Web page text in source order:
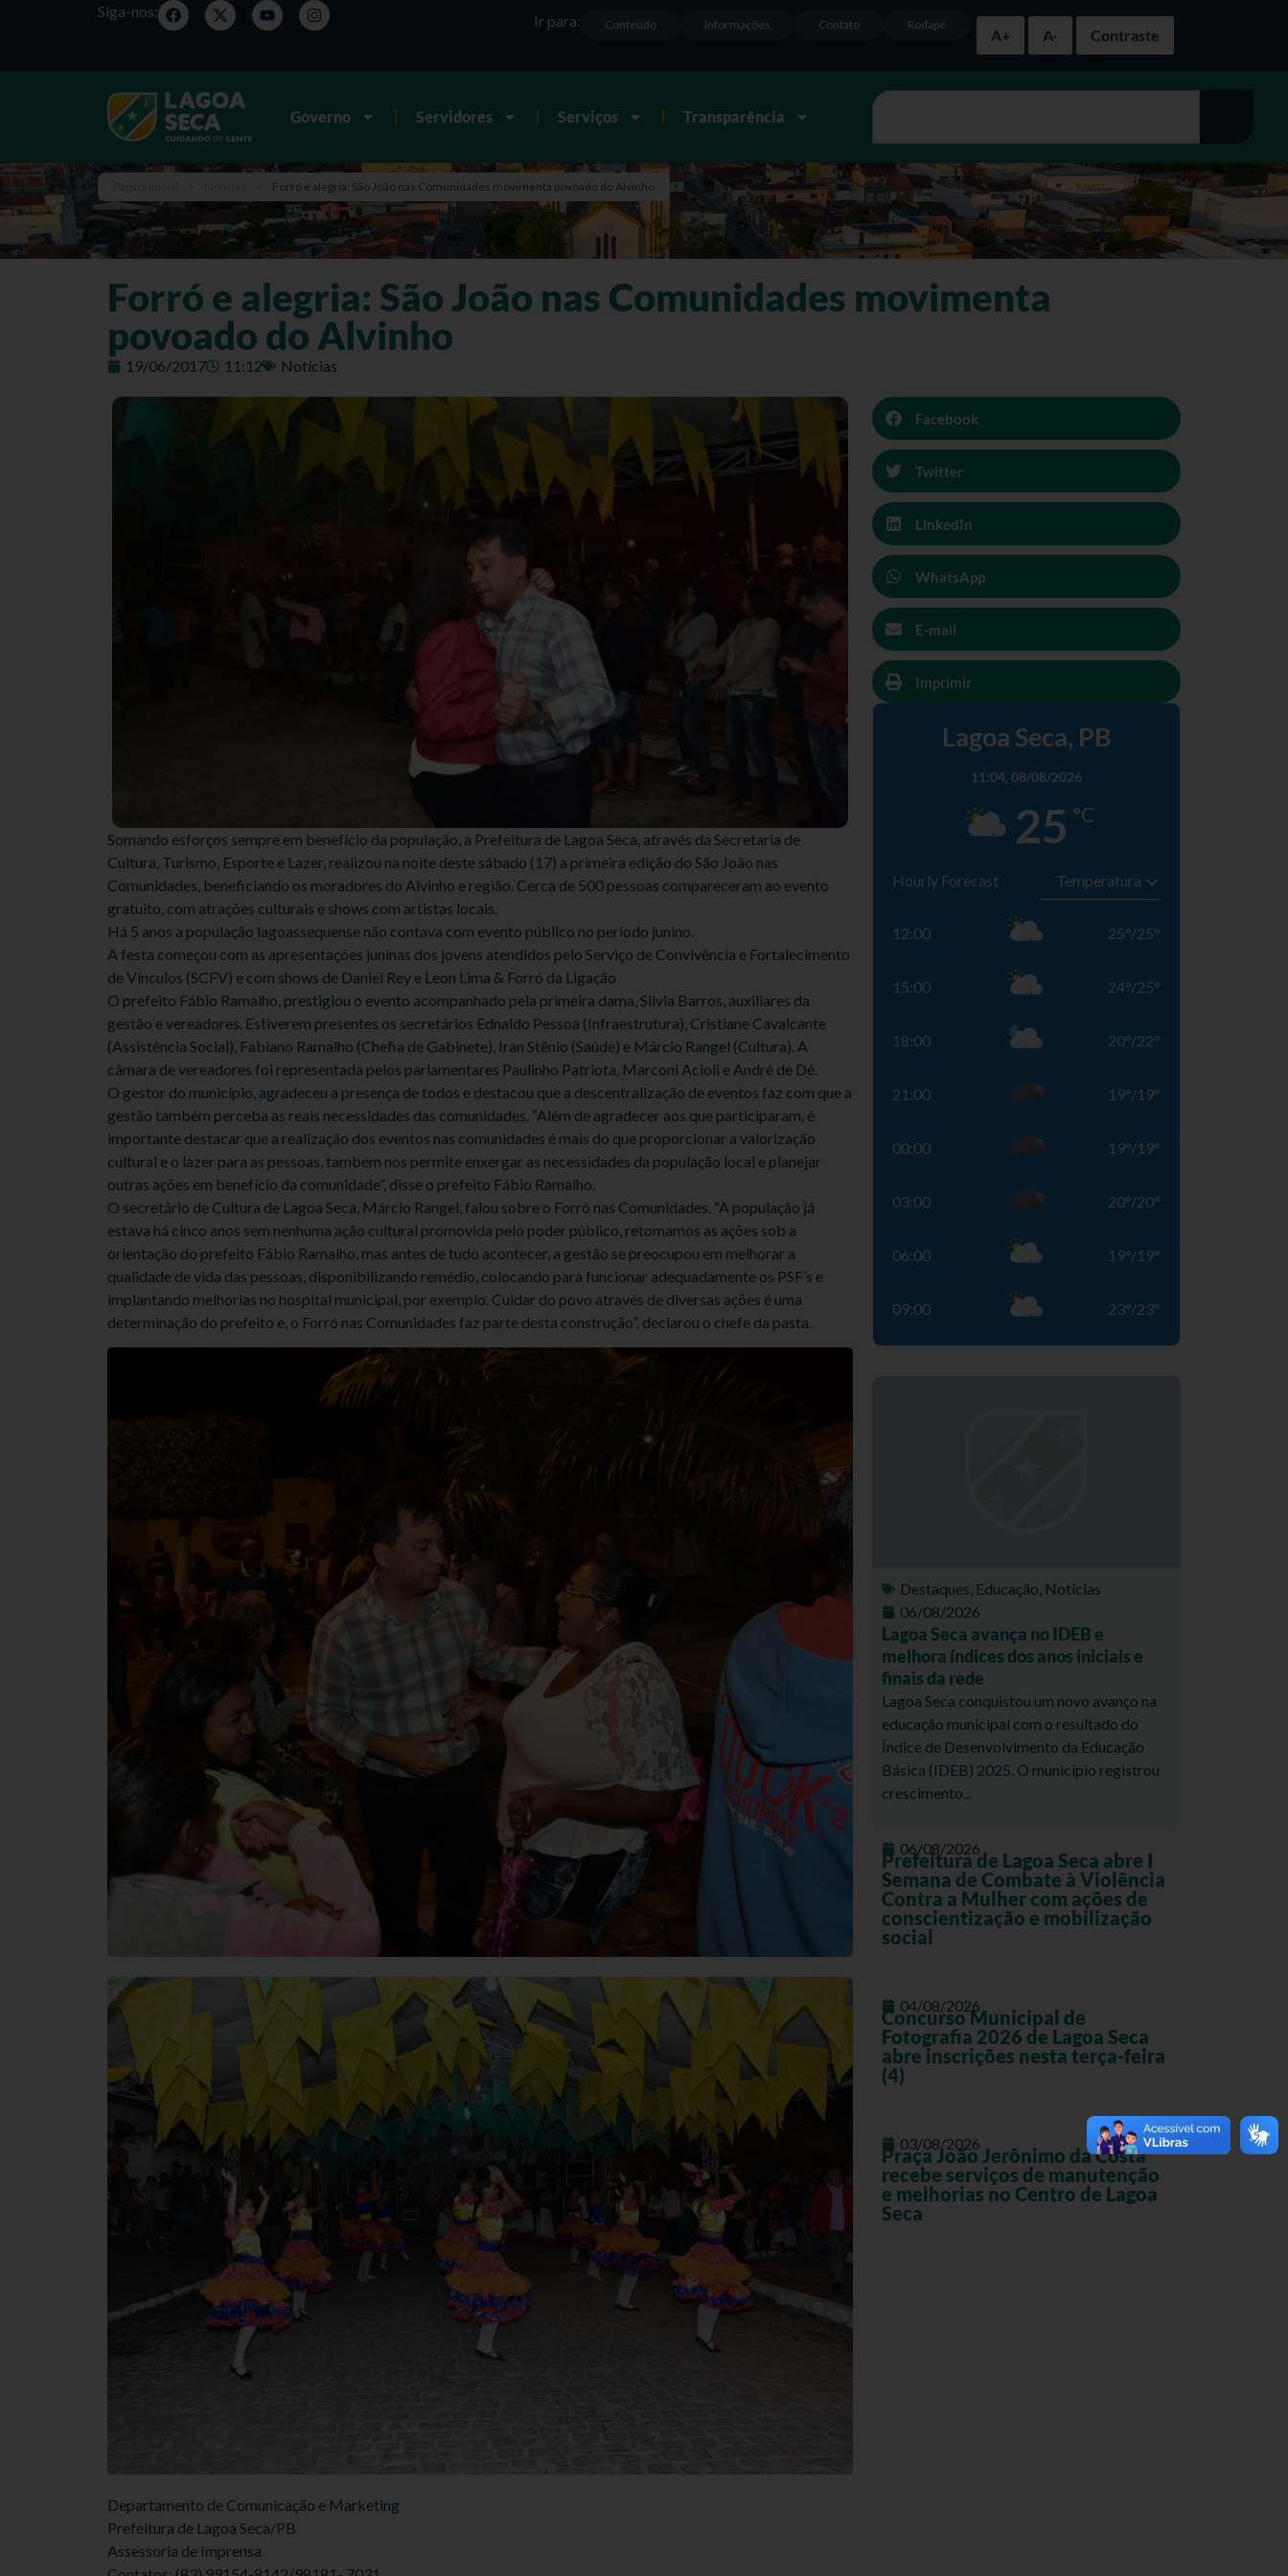
Siga-nos:
A+
A- Contraste
Rodapé
Contato
Informações
Conteúdo
Ir para:
Governo Servidores Serviços Transparência
Forró e alegria: São João nas Comunidades movimenta povoado do Alvinho
Forró e alegria: São João nas Comunidades movimenta
povoado do Alvinho
19/06/2017 11:12 Notícias
Somando esforços sempre em benefício da população, a Prefeitura de Lagoa Seca, através da Secretaria de
Cultura, Turismo, Esporte e Lazer, realizou na noite deste sábado (17) a primeira edição do São João nas
Comunidades, beneficiando os moradores do Alvinho e região. Cerca de 500 pessoas compareceram ao evento
gratuito, com atrações culturais e shows com artistas locais.
Há 5 anos a população lagoassequense não contava com evento público no período junino.
A festa começou com as apresentações juninas dos jovens atendidos pelo Serviço de Convivência e Fortalecimento
de Vínculos (SCFV) e com shows de Daniel Rey e Leon Lima & Forró da Ligação
O prefeito Fábio Ramalho, prestigiou o evento acompanhado pela primeira dama, Silvia Barros, auxiliares da
gestão e vereadores. Estiverem presentes os secretários Ednaldo Pessoa (Infraestrutura), Cristiane Cavalcante
(Assistência Social), Fabiano Ramalho (Chefia de Gabinete), Iran Stênio (Saúde) e Márcio Rangel (Cultura). A
câmara de vereadores foi representada pelos parlamentares Paulinho Patriota, Marconi Acioli e André de Dé.
O gestor do município, agradeceu a presença de todos e destacou que a descentralização de eventos faz com que a
gestão também perceba as reais necessidades das comunidades. “Além de agradecer aos que participaram, é
importante destacar que a realização dos eventos nas comunidades é mais do que proporcionar a valorização
cultural e o lazer para as pessoas, também nos permite enxergar as necessidades da população local e planejar
outras ações em benefício da comunidade”, disse o prefeito Fábio Ramalho.
O secretário de Cultura de Lagoa Seca, Márcio Rangel, falou sobre o Forró nas Comunidades. “A população já
estava há cinco anos sem nenhuma ação cultural promovida pelo poder público, retomamos as ações sob a
orientação do prefeito Fábio Ramalho, mas antes de tudo acontecer, a gestão se preocupou em melhorar a
qualidade de vida das pessoas, disponibilizando remédio, colocando para funcionar adequadamente os PSF’s e
implantando melhorias no hospital municipal, por exemplo. Cuidar do povo através de diversas ações é uma
determinação do prefeito e, o Forró nas Comunidades faz parte desta construção”, declarou o chefe da pasta.
Departamento de Comunicação e Marketing
Prefeitura de Lagoa Seca/PB
Assessoria de Imprensa
Facebook
Twitter
LinkedIn
WhatsApp
E-mail
Imprimir
Lagoa Seca, PB
11:04, 08/08/2026
25 °C
Hourly Forecast
12:00 25°/25°
15:00 24°/25°
18:00 20°/22°
21:00 19°/19°
00:00 19°/19°
03:00 20°/20°
06:00 19°/19°
09:00 23°/23°
Destaques, Educação, Notícias
06/08/2026
Lagoa Seca avança no IDEB e
melhora índices dos anos iniciais e
finais da rede
Lagoa Seca conquistou um novo avanço na
educação municipal com o resultado do
Índice de Desenvolvimento da Educação
Básica (IDEB) 2025. O município registrou
crescimento...
06/08/2026
Prefeitura de Lagoa Seca abre I
Semana de Combate à Violência
Contra a Mulher com ações de
conscientização e mobilização
social
04/08/2026
Concurso Municipal de
Fotografia 2026 de Lagoa Seca
abre inscrições nesta terça-feira
(4)
03/08/2026
Praça João Jerônimo da Costa
recebe serviços de manutenção
e melhorias no Centro de Lagoa
Seca